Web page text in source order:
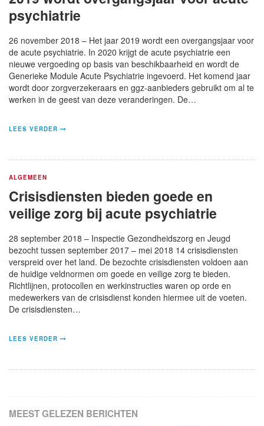
psychiatrie
26 november 2018 – Het jaar 2019 wordt een overgangsjaar voor
de acute psychiatrie. In 2020 krijgt de acute psychiatrie een
nieuwe vergoeding op basis van beschikbaarheid en wordt de
Generieke Module Acute Psychiatrie ingevoerd. Het komend jaar
wordt door zorgverzekeraars en ggz-aanbieders gebruikt om al te
werken in de geest van deze veranderingen. De…
LEES VERDER
ALGEMEEN
Crisisdiensten bieden goede en
veilige zorg bij acute psychiatrie
28 september 2018 – Inspectie Gezondheidszorg en Jeugd
bezocht tussen september 2017 – mei 2018 14 crisisdiensten
verspreid over het land. De bezochte crisisdiensten voldoen aan
de huidige veldnormen om goede en veilige zorg te bieden.
Richtlijnen, protocollen en werkinstructies waren op orde en
medewerkers van de crisisdienst konden hiermee uit de voeten.
De crisisdiensten…
LEES VERDER
MEEST GELEZEN BERICHTEN